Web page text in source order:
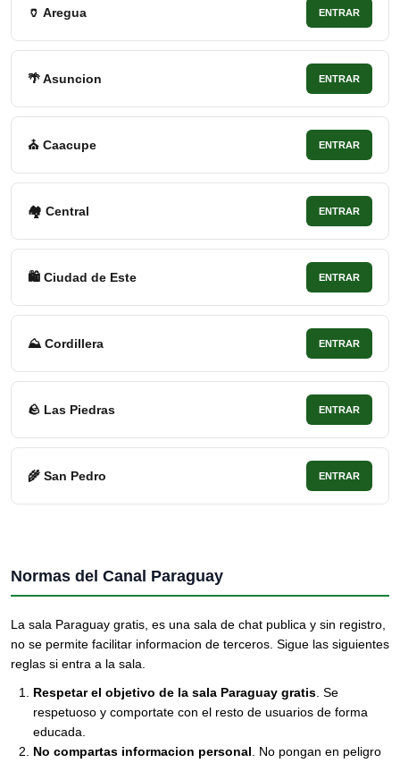
🏺 Aregua ENTRAR
🌴 Asuncion ENTRAR
⛪ Caacupe ENTRAR
🏘 Central ENTRAR
🛍 Ciudad de Este ENTRAR
⛰ Cordillera ENTRAR
🪨 Las Piedras ENTRAR
🌾 San Pedro ENTRAR
Normas del Canal Paraguay
La sala Paraguay gratis, es una sala de chat publica y sin registro,
no se permite facilitar informacion de terceros. Sigue las siguientes
reglas si entra a la sala.
Respetar el objetivo de la sala Paraguay gratis . Se
respetuoso y comportate con el resto de usuarios de forma
educada.
No compartas informacion personal . No pongan en peligro